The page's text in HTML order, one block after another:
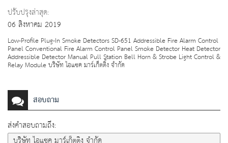
ปรับปรุงล่าสุด:
06 สิงหาคม 2019
Low-Profile Plug-In Smoke Detectors SD-651 Addressible Fire Alarm Control
Panel Conventional Fire Alarm Control Panel Smoke Detector Heat Detector
Addressible Detector Manual Pull Station Bell Horn & Strobe Light Control &
Relay Module บริษัท ไอแซค มาร์เก็ตติ้ง จำกัด
สอบถาม
ส่งคำสอบถามถึง: